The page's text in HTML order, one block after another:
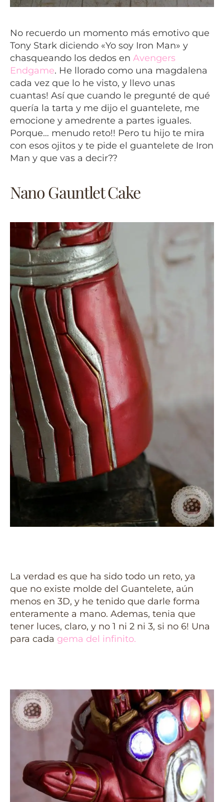
No recuerdo un momento más emotivo que
Tony Stark diciendo «Yo soy Iron Man» y
chasqueando los dedos en Avengers
Endgame. He llorado como una magdalena
cada vez que lo he visto, y llevo unas
cuantas! Así que cuando le pregunté de qué
quería la tarta y me dijo el guantelete, me
emocione y amedrente a partes iguales.
Porque… menudo reto!! Pero tu hijo te mira
con esos ojitos y te pide el guantelete de Iron
Man y que vas a decir??
Nano Gauntlet Cake
La verdad es que ha sido todo un reto, ya
que no existe molde del Guantelete, aún
menos en 3D, y he tenido que darle forma
enteramente a mano. Ademas, tenia que
tener luces, claro, y no 1 ni 2 ni 3, si no 6! Una
para cada gema del infinito.